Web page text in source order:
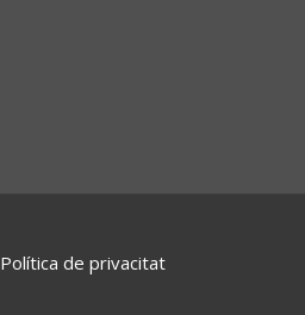
Política de privacitat